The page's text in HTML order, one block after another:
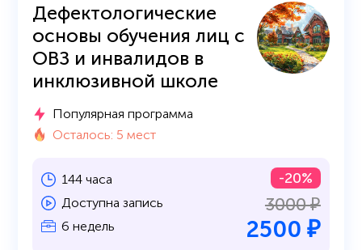
Дефектологические
основы обучения лиц с
ОВЗ и инвалидов в
инклюзивной школе
Популярная программа
Осталось: 5 мест
144 часа
Доступна запись
6 недель
-20%
3000 ₽
2500 ₽